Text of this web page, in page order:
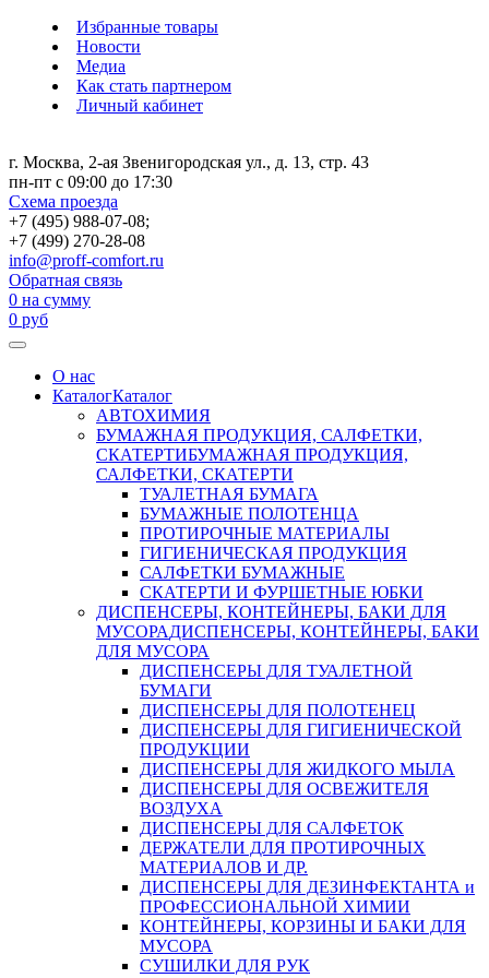
Избранные товары
Новости
Медиа
Как стать партнером
Личный кабинет
г. Москва, 2-ая Звенигородская ул., д. 13, стр. 43
пн-пт с 09:00 до 17:30
Схема проезда
+7 (495) 988-07-08;
+7 (499) 270-28-08
info@proff-comfort.ru
Обратная связь
0 на сумму
0 руб
О нас
КаталогКаталог
АВТОХИМИЯ
БУМАЖНАЯ ПРОДУКЦИЯ, САЛФЕТКИ,
СКАТЕРТИБУМАЖНАЯ ПРОДУКЦИЯ,
САЛФЕТКИ, СКАТЕРТИ
ТУАЛЕТНАЯ БУМАГА
БУМАЖНЫЕ ПОЛОТЕНЦА
ПРОТИРОЧНЫЕ МАТЕРИАЛЫ
ГИГИЕНИЧЕСКАЯ ПРОДУКЦИЯ
САЛФЕТКИ БУМАЖНЫЕ
СКАТЕРТИ И ФУРШЕТНЫЕ ЮБКИ
ДИСПЕНСЕРЫ, КОНТЕЙНЕРЫ, БАКИ ДЛЯ
МУСОРАДИСПЕНСЕРЫ, КОНТЕЙНЕРЫ, БАКИ
ДЛЯ МУСОРА
ДИСПЕНСЕРЫ ДЛЯ ТУАЛЕТНОЙ
БУМАГИ
ДИСПЕНСЕРЫ ДЛЯ ПОЛОТЕНЕЦ
ДИСПЕНСЕРЫ ДЛЯ ГИГИЕНИЧЕСКОЙ
ПРОДУКЦИИ
ДИСПЕНСЕРЫ ДЛЯ ЖИДКОГО МЫЛА
ДИСПЕНСЕРЫ ДЛЯ ОСВЕЖИТЕЛЯ
ВОЗДУХА
ДИСПЕНСЕРЫ ДЛЯ САЛФЕТОК
ДЕРЖАТЕЛИ ДЛЯ ПРОТИРОЧНЫХ
МАТЕРИАЛОВ И ДР.
ДИСПЕНСЕРЫ ДЛЯ ДЕЗИНФЕКТАНТА и
ПРОФЕССИОНАЛЬНОЙ ХИМИИ
КОНТЕЙНЕРЫ, КОРЗИНЫ И БАКИ ДЛЯ
МУСОРА
СУШИЛКИ ДЛЯ РУК